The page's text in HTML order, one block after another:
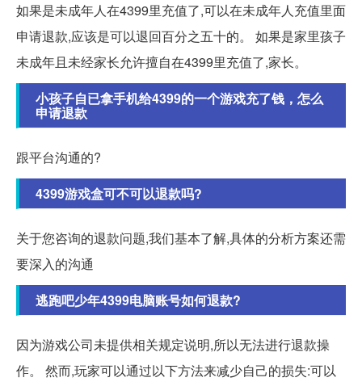
如果是未成年人在4399里充值了,可以在未成年人充值里面
申请退款,应该是可以退回百分之五十的。 如果是家里孩子
未成年且未经家长允许擅自在4399里充值了,家长。
小孩子自已拿手机给4399的一个游戏充了钱，怎么
申请退款
跟平台沟通的?
4399游戏盒可不可以退款吗?
关于您咨询的退款问题,我们基本了解,具体的分析方案还需
要深入的沟通
逃跑吧少年4399电脑账号如何退款?
因为游戏公司未提供相关规定说明,所以无法进行退款操
作。 然而,玩家可以通过以下方法来减少自己的损失:可以